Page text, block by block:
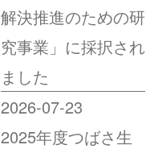
解決推進のための研
究事業」に採択され
ました
2026-07-23
2025年度つばさ生